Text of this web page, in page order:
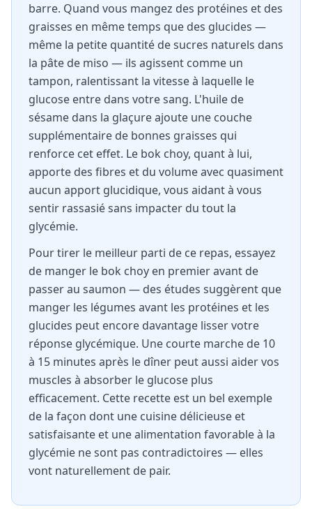
barre. Quand vous mangez des protéines et des
graisses en même temps que des glucides —
même la petite quantité de sucres naturels dans
la pâte de miso — ils agissent comme un
tampon, ralentissant la vitesse à laquelle le
glucose entre dans votre sang. L'huile de
sésame dans la glaçure ajoute une couche
supplémentaire de bonnes graisses qui
renforce cet effet. Le bok choy, quant à lui,
apporte des fibres et du volume avec quasiment
aucun apport glucidique, vous aidant à vous
sentir rassasié sans impacter du tout la
glycémie.
Pour tirer le meilleur parti de ce repas, essayez
de manger le bok choy en premier avant de
passer au saumon — des études suggèrent que
manger les légumes avant les protéines et les
glucides peut encore davantage lisser votre
réponse glycémique. Une courte marche de 10
à 15 minutes après le dîner peut aussi aider vos
muscles à absorber le glucose plus
efficacement. Cette recette est un bel exemple
de la façon dont une cuisine délicieuse et
satisfaisante et une alimentation favorable à la
glycémie ne sont pas contradictoires — elles
vont naturellement de pair.